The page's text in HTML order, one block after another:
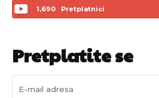
1,690 Pretplatnici
Pretplatite se